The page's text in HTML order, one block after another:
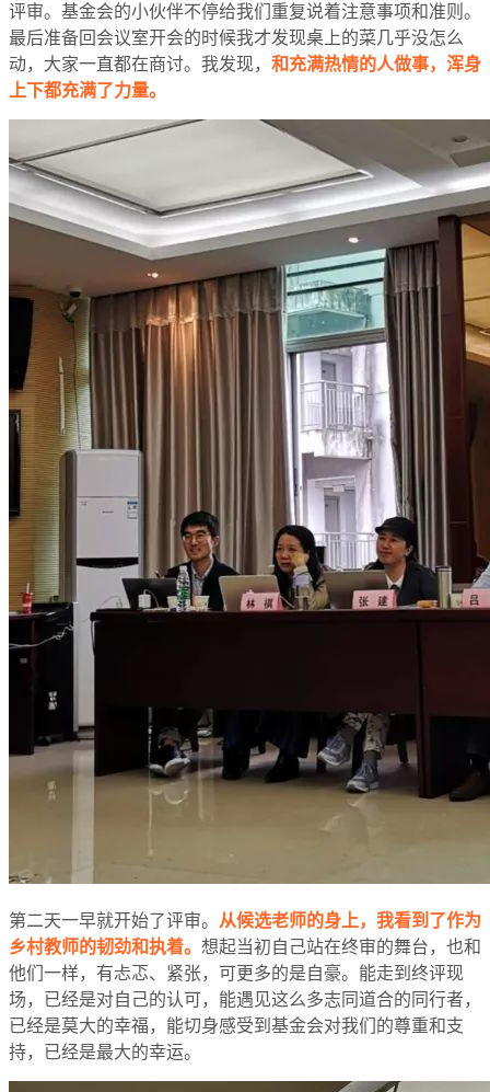
评审。基金会的小伙伴不停给我们重复说着注意事项和准则。
最后准备回会议室开会的时候我才发现桌上的菜几乎没怎么
动，大家一直都在商讨。我发现， 和充满热情的人做事，浑身
上下都充满了力量。
第二天一早就开始了评审。 从候选老师的身上，我看到了作为
乡村教师的韧劲和执着。 想起当初自己站在终审的舞台，也和
他们一样，有忐忑、紧张，可更多的是自豪。能走到终评现
场，已经是对自己的认可，能遇见这么多志同道合的同行者，
已经是莫大的幸福，能切身感受到基金会对我们的尊重和支
持，已经是最大的幸运。